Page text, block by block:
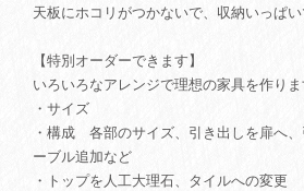
天板にホコリがつかないで、収納いっぱい
【特別オーダーできます】
いろいろなアレンジで理想の家具を作りま
・サイズ
・構成 各部のサイズ、引き出しを扉へ
ーブル追加など
・トップを人工大理石、タイルへの変更